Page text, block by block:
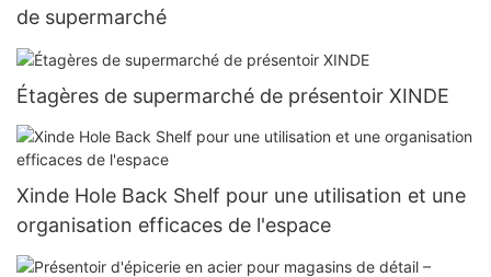
de supermarché
Étagères de supermarché de présentoir XINDE
Xinde Hole Back Shelf pour une utilisation et une
organisation efficaces de l'espace